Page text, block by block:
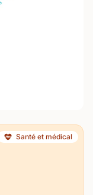
Santé et médical